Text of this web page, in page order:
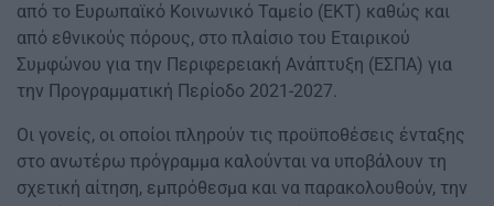
από το Ευρωπαϊκό Κοινωνικό Ταμείο (ΕΚΤ) καθώς και
από εθνικούς πόρους, στο πλαίσιο του Εταιρικού
Συμφώνου για την Περιφερειακή Ανάπτυξη (ΕΣΠΑ) για
την Προγραμματική Περίοδο 2021-2027.
Οι γονείς, οι οποίοι πληρούν τις προϋποθέσεις ένταξης
στο ανωτέρω πρόγραμμα καλούνται να υποβάλουν τη
σχετική αίτηση, εμπρόθεσμα και να παρακολουθούν, την